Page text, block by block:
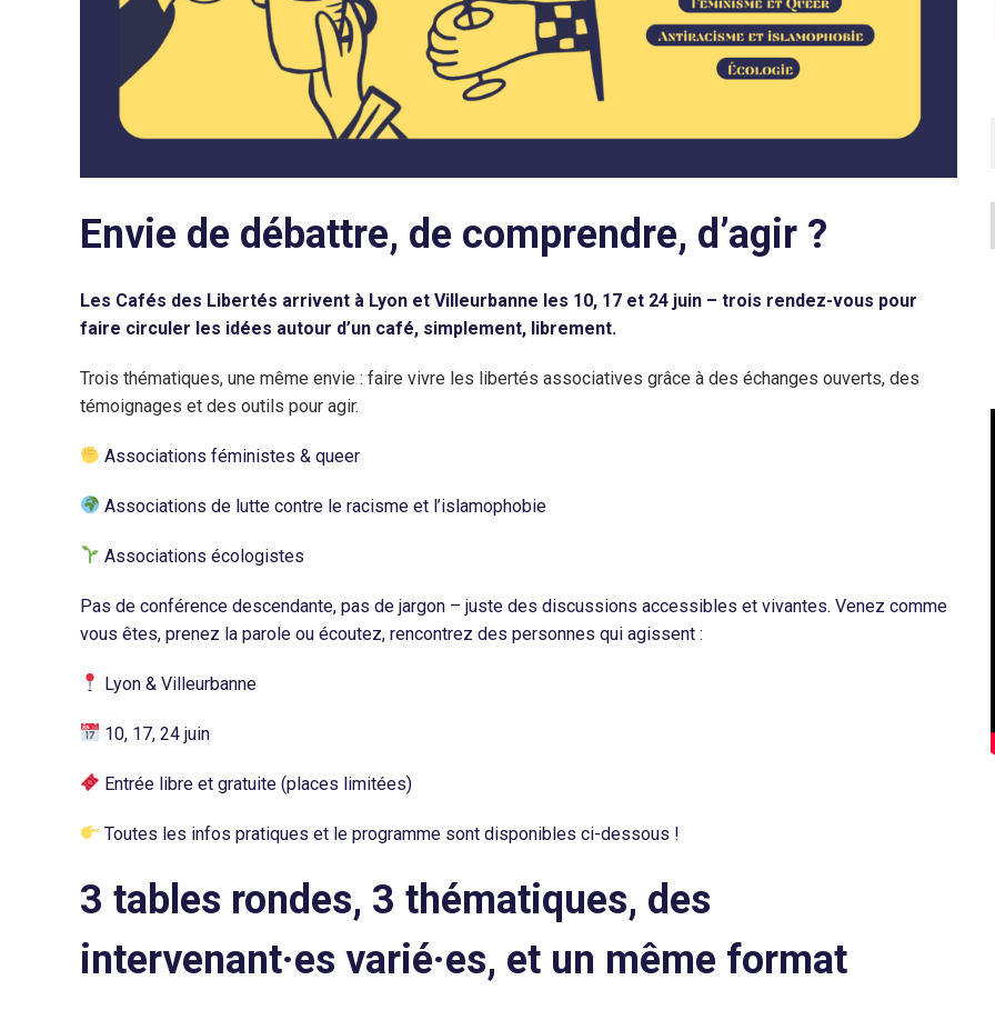
Envie de débattre, de comprendre, d’agir ?
Les Cafés des Libertés arrivent à Lyon et Villeurbanne les 10, 17 et 24 juin – trois rendez-vous pour
faire circuler les idées autour d’un café, simplement, librement.
Trois thématiques, une même envie : faire vivre les libertés associatives grâce à des échanges ouverts, des
témoignages et des outils pour agir.
Associations féministes & queer
Associations de lutte contre le racisme et l’islamophobie
Associations écologistes
Pas de conférence descendante, pas de jargon – juste des discussions accessibles et vivantes. Venez comme
vous êtes, prenez la parole ou écoutez, rencontrez des personnes qui agissent :
Lyon & Villeurbanne
10, 17, 24 juin
Entrée libre et gratuite (places limitées)
Toutes les infos pratiques et le programme sont disponibles ci-dessous !
3 tables rondes, 3 thématiques, des
intervenant·es varié·es, et un même format